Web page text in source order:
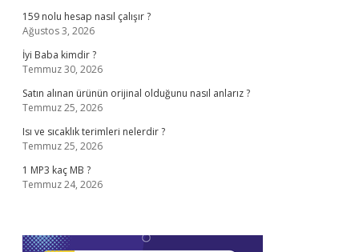
159 nolu hesap nasıl çalışır ?
Ağustos 3, 2026
İyi Baba kimdir ?
Temmuz 30, 2026
Satın alınan ürünün orijinal olduğunu nasıl anlarız ?
Temmuz 25, 2026
Isı ve sıcaklık terimleri nelerdir ?
Temmuz 25, 2026
1 MP3 kaç MB ?
Temmuz 24, 2026